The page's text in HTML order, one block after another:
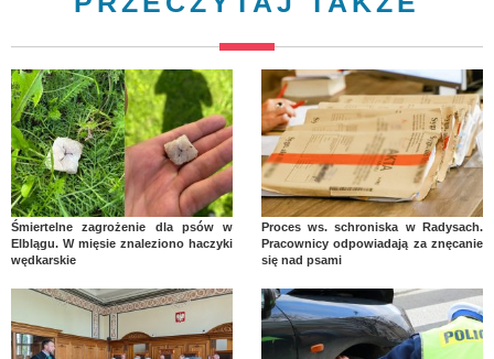
Śmiertelne zagrożenie dla psów w
Elblągu. W mięsie znaleziono haczyki
wędkarskie
Proces ws. schroniska w Radysach.
Pracownicy odpowiadają za znęcanie
się nad psami